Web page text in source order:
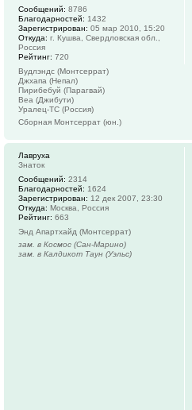
Сообщений: 8786
Благодарностей: 1432
Зарегистрирован: 05 мар 2010, 15:20
Откуда: г. Кушва, Свердловская обл.,
Россия
Рейтинг: 720
Вудлэндс (Монтсеррат)
Джхапа (Непал)
Пирибебуй (Парагвай)
Веа (Джибути)
Уралец-ТС (Россия)
Сборная Монтсеррат (юн.)
Лавруха
Знаток
Сообщений: 2314
Благодарностей: 1624
Зарегистрирован: 12 дек 2007, 23:30
Откуда: Москва, Россия
Рейтинг: 663
Энд Апартхайд (Монтсеррат)
зам. в Космос (Сан-Марино)
зам. в Калдикот Таун (Уэльс)